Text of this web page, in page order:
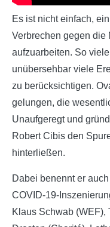
Es ist nicht einfach,
Verbrechen gegen die
aufzuarbeiten. So
unübersehbar viele
zu berücksichtigen.
gelungen, die
Unaufgeregt und
Robert Cibis den
hinterließen.
Dabei benennt er
COVID-19-
Klaus Schwab (WEF),